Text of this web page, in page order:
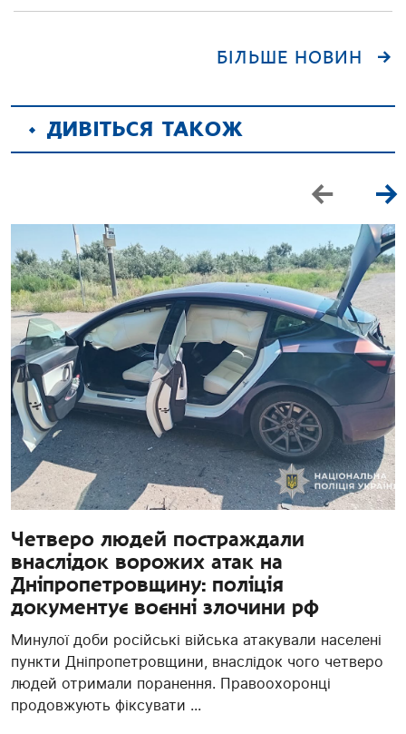
БІЛЬШЕ НОВИН
ДИВІТЬСЯ ТАКОЖ
Четверо людей постраждали
внаслідок ворожих атак на
Дніпропетровщину: поліція
документує воєнні злочини рф
Минулої доби російські війська атакували населені
пункти Дніпропетровщини, внаслідок чого четверо
людей отримали поранення. Правоохоронці
продовжують фіксувати ...